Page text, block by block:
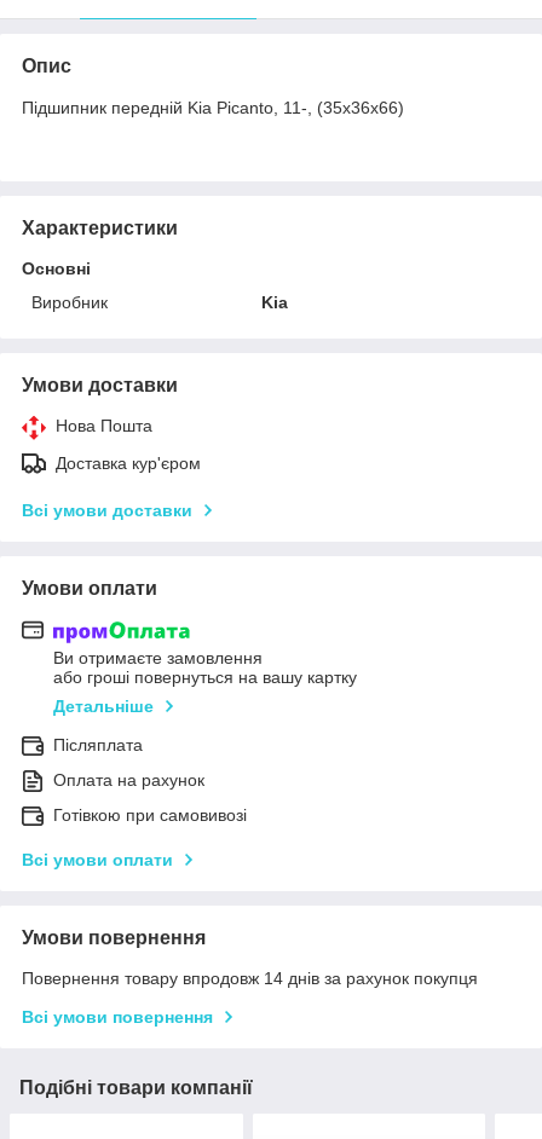
Опис
Підшипник передній Kia Picanto, 11-, (35x36x66)
Характеристики
Основні
Виробник
Kia
Умови доставки
Нова Пошта
Доставка кур'єром
Всі умови доставки
Умови оплати
Ви отримаєте замовлення
або гроші повернуться на вашу картку
Детальніше
Післяплата
Оплата на рахунок
Готівкою при самовивозі
Всі умови оплати
Умови повернення
Повернення товару впродовж 14 днів за рахунок покупця
Всі умови повернення
Подібні товари компанії